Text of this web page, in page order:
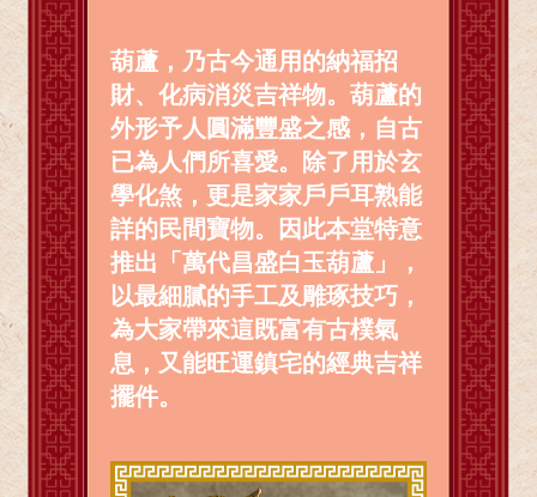
葫蘆，乃古今通用的納福招
財、化病消災吉祥物。葫蘆的
外形予人圓滿豐盛之感，自古
已為人們所喜愛。除了用於玄
學化煞，更是家家戶戶耳熟能
詳的民間寶物。因此本堂特意
推出「萬代昌盛白玉葫蘆」，
以最細膩的手工及雕琢技巧，
為大家帶來這既富有古樸氣
息，又能旺運鎮宅的經典吉祥
擺件。